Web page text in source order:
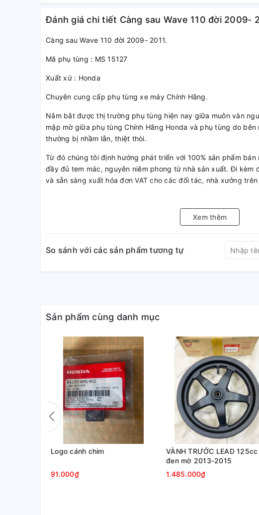
Đánh giá chi tiết Càng sau Wave 110 đời 2009-
Càng sau Wave 110 đời 2009- 2011.
Mã phụ tùng : MS 15127
Xuất xứ : Honda
Chuyên cung cấp phụ tùng xe máy Chính Hãng.
Nắm bắt được thị trường phụ tùng hiện nay giữa muôn vàn
mập mờ giữa phụ tùng Chính Hãng Honda và phụ tùng do
thường bị nhầm lẫn, thiệt thòi.
Từ đó chúng tôi định hướng phát triển với 100% sản phẩm bán
đầy đủ tem mác, nguyên niêm phong từ nhà sản xuất. Đi kèm
và sẵn sàng xuất hóa đơn VAT cho các đối tác, nhà xưởng
sản phẩm Chính Hãng song song đi thị trường và tìm đối tác,
triển thị trường bán buôn với mức giá cực tốt trên từng sản
Khách thợ/ sỉ hoặc muốn mua chi tiết lẻ vui lòng liên hệ ĐT/
Xem thêm
So sánh với các sản phẩm tương tự
Sản phẩm cùng danh mục
Logo cánh chim
91.000₫
VÀNH TRƯỚC LEAD 125cc
đen mờ 2013-2015
1.485.000₫